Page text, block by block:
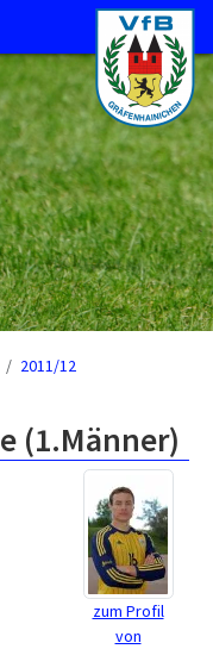
2011/12
(1.Männer)
zum Profil
von